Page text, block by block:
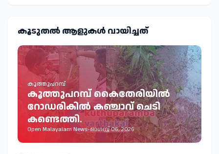
കൂടുതല്‍ ആളുകള്‍ വായിച്ചത്
കൂത്തുപറമ്പ്
കൂത്തുപറമ്പ് കൈതേരിയിൽ
റോഡരികിൽ കഞ്ചാവ് ചെടി
കണ്ടെത്തി.
Open Malayalam News-ഓഗസ്റ്റ് 06, 2026